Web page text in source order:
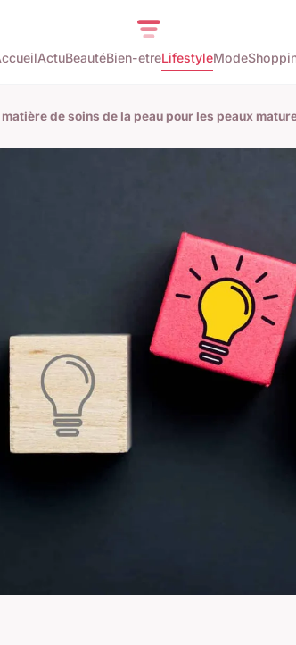
ActuBeautéBien-etreLifestyleMode
de soins de la peau pour les peaux